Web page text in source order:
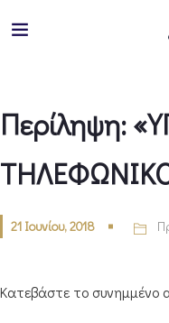
Περίληψη:
21 Ιουνίου, 2018
Κατεβάστε το συνημμένο